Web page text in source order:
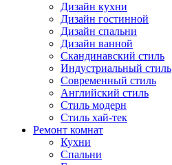
Дизайн кухни
Дизайн гостинной
Дизайн спальни
Дизайн ванной
Скандинавский стиль
Индустриальный стиль
Современный стиль
Английский стиль
Стиль модерн
Стиль хай-тек
Ремонт комнат
Кухни
Спальни